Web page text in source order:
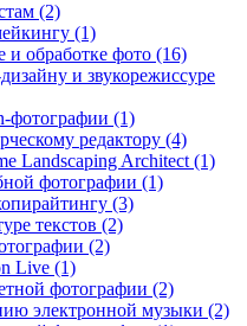
(2)
(1)
и обработке фото (16)
и звукорежиссуре
фотографии (1)
редактору (4)
Landscaping Architect (1)
фотографии (1)
(3)
текстов (2)
(2)
Live (1)
фотографии (2)
электронной музыки (2)